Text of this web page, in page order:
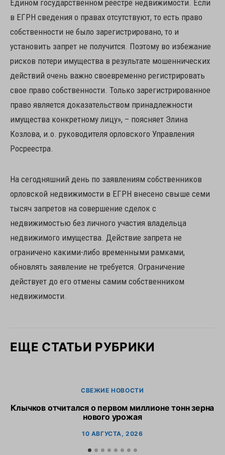
Едином государственном реестре недвижимости. Если
в ЕГРН сведения о правах отсутствуют, то есть право
собственности не было зарегистрировано, то и
установить запрет не получится. Поэтому во избежание
рисков потери имущества в результате мошеннических
действий очень важно своевременно регистрировать
свое право собственности. Только зарегистрированное
право является доказательством принадлежности
имущества конкретному лицу», – поясняет Элина
Козлова, и.о. руководителя орловского Управления
Росреестра.
На сегодняшний день по заявлениям собственников
орловской недвижимости в ЕГРН внесено свыше семи
тысяч запретов на совершение сделок с
недвижимостью без личного участия владельца
недвижимого имущества. Действие запрета не
ограничено какими-либо временными рамками,
обновлять заявление не требуется. Ограничение
действует до его отмены самим собственником
недвижимости.
ЕЩЕ СТАТЬИ РУБРИКИ
СВЕЖИЕ НОВОСТИ
Клычков отчитался о первом миллионе тонн зерна
нового урожая
10 АВГУСТА, 2026